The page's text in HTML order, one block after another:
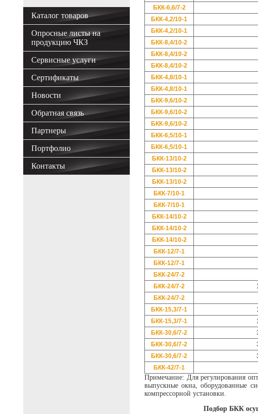
Каталог товаров
Опросные листы на
продукцию ЧКЗ
Сервисные услуги
Сертификаты
Новости
Обратная связь
Партнеры
Портфолио
Контакты
БКК-6,6/7-2
БКК-4,2/10-1
БКК-4,2/10-1
БКК-8,4/10-2
БКК-8,4/10-2
БКК-8,4/10-2
БКК-4,8/10-1
БКК-4,8/10-1
БКК-9,6/10-2
БКК-9,6/10-2
БКК-9,6/10-2
БКК-6,5/10-1
БКК-6,5/10-1
БКК-13/10-2
БКК-13/10-2
БКК-13/10-2
БКК-7/10-1
БКК-7/10-1
БКК-14/10-2
БКК-14/10-2
БКК-14/10-2
БКК-12/7-1
БКК-12/7-1
БКК-24/7-2
БКК-24/7-2
БКК-24/7-2
БКК-15,3/7-1
БКК-15,3/7-1
БКК-30,6/7-2
БКК-30,6/7-2
БКК-30,6/7-2
БКК-42/7-1
Примечание: Для регулирования
выпускные окна, оборудованные
компрессорной установки.
Подбор БКК